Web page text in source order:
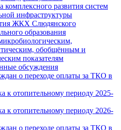
комплексного развития систем
инфраструктуры
ЖКХ Слюдянского
образования
обобщённым и
показателям
обсуждения
о переходе оплаты за ТКО в
к отопительному периоду 2025-
к отопительному периоду 2026-
о переходе оплаты за ТКО в